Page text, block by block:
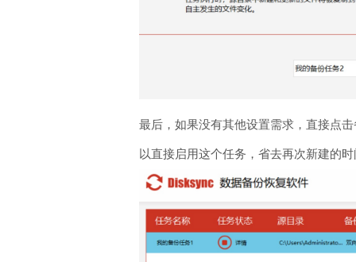
最后，如果没有其他设置需求，直接点
以直接启用这个任务，省去再次新建的